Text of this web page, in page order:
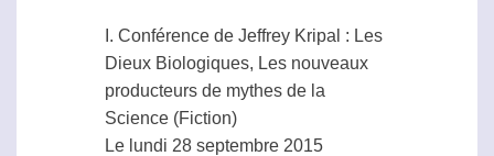
I. Conférence de Jeffrey Kripal : Les
Dieux Biologiques, Les nouveaux
producteurs de mythes de la
Science (Fiction)
Le lundi 28 septembre 2015